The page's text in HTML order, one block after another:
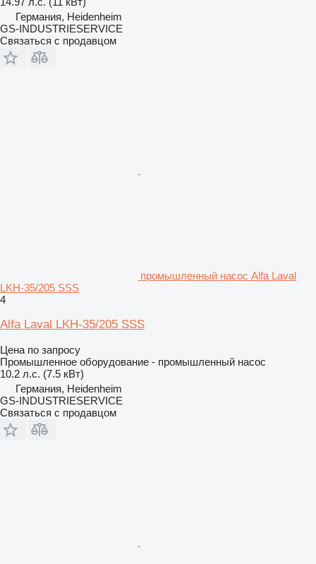
Германия, Heidenheim
GS-INDUSTRIESERVICE
Связаться с продавцом
промышленный насос Alfa Laval
LKH-35/205 SSS
4
Alfa Laval LKH-35/205 SSS
Цена по запросу
Промышленное оборудование - промышленный насос
10.2 л.с. (7.5 кВт)
Германия, Heidenheim
GS-INDUSTRIESERVICE
Связаться с продавцом